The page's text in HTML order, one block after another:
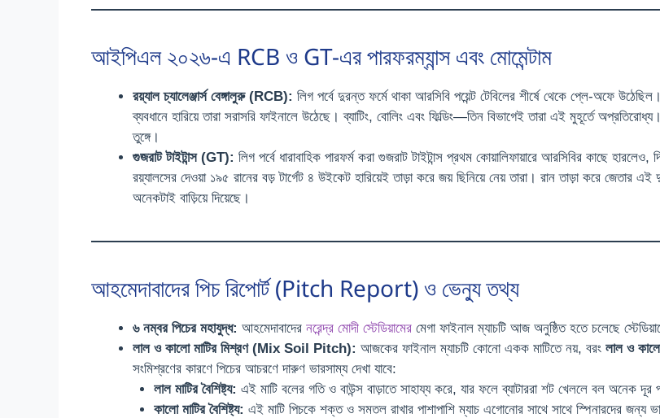
আইপিএল ২০২৬-এ RCB ও GT-এর পারফরম্যান্স এবং মোমেন্টাম
রয়্যাল চ্যালেঞ্জার্স বেঙ্গালুরু (RCB): লিগ পর্বে দুরন্ত ফর্মে থাকা আরসিবি পয়েন্ট টেবিলের শীর্ষে থেকে প্লে-অফে
ব্যবধানে হারিয়ে তারা সরাসরি ফাইনালে উঠেছে। ব্যাটিং, বোলিং এবং ফিল্ডিং—তিন বিভাগেই তারা এই মুহূর্তে
তুঙ্গে।
গুজরাট টাইটান্স (GT): লিগ পর্বে ধারাবাহিক পারফর্ম করা গুজরাট টাইটান্স প্রথম কোয়ালিফায়ারে আরসিবির কাছে
রয়্যালসের দেওয়া ১৯৫ রানের বড় টার্গেট ৪ উইকেট হারিয়েই তাড়া করে জয় ছিনিয়ে নেয় তারা। রান তাড়া করে জেতার এই
অনেকটাই বাড়িয়ে দিয়েছে।
আহমেদাবাদের পিচ রিপোর্ট (Pitch Report) ও ভেন্যু তথ্য
৬ নম্বর পিচের মহাযুদ্ধ: আহমেদাবাদের নরেন্দ্র মোদী স্টেডিয়ামের মেগা ফাইনাল ম্যাচটি আজ অনুষ্ঠিত হতে চলেছে
লাল ও কালো মাটির মিশ্রণ (Mix Soil Pitch): আজকের ফাইনাল ম্যাচটি কোনো একক মাটিতে নয়, বরং লাল ও
সংমিশ্রণের কারণে পিচের আচরণে দারুণ ভারসাম্য দেখা যাবে:
লাল মাটির বৈশিষ্ট্য: এই মাটি বলের গতি ও বাউন্স বাড়াতে সাহায্য করে, যার ফলে ব্যাটাররা শট খেললে বল অনেক দূর
কালো মাটির বৈশিষ্ট্য: এই মাটি পিচকে শক্ত ও সমতল রাখার পাশাপাশি ম্যাচ এগোনোর সাথে সাথে স্পিনারদের জন্য